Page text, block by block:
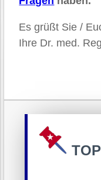
Es grüßt Sie /
Ihre Dr. med.